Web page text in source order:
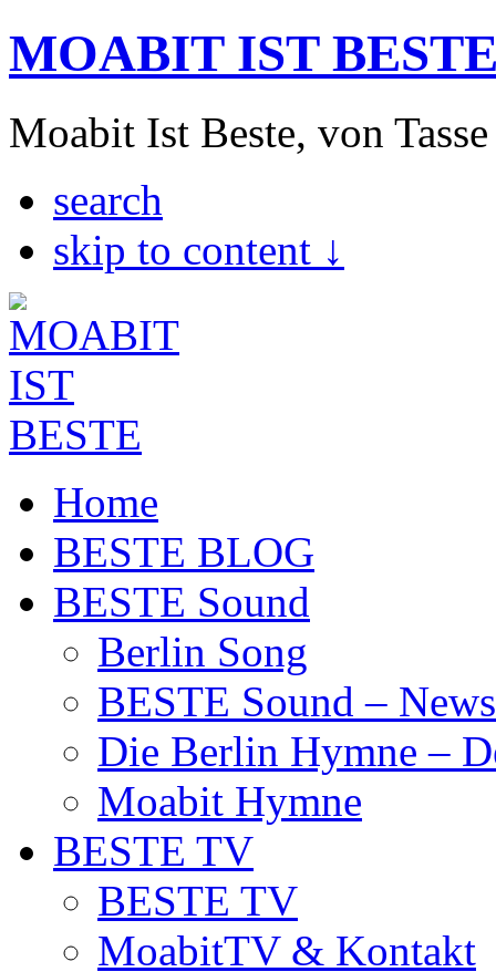
MOABIT IST
Moabit Ist Beste, von
search
skip to content ↓
Home
BESTE BLOG
BESTE Sound
Berlin Song
BESTE Sound –
Die Berlin Hymne –
Moabit Hymne
BESTE TV
BESTE TV
MoabitTV & Kontakt